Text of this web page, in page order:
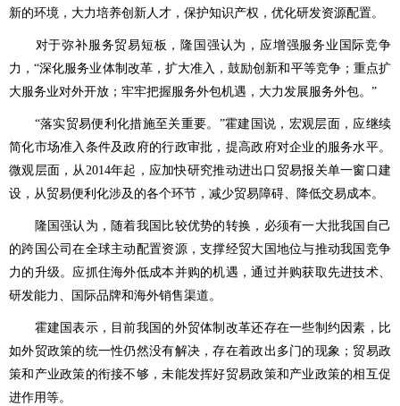
新的环境，大力培养创新人才，保护知识产权，优化研发资源配置。
对于弥补服务贸易短板，隆国强认为，应增强服务业国际竞争
力，“深化服务业体制改革，扩大准入，鼓励创新和平等竞争；重点扩
大服务业对外开放；牢牢把握服务外包机遇，大力发展服务外包。”
“落实贸易便利化措施至关重要。”霍建国说，宏观层面，应继续
简化市场准入条件及政府的行政审批，提高政府对企业的服务水平。
微观层面，从2014年起，应加快研究推动进出口贸易报关单一窗口建
设，从贸易便利化涉及的各个环节，减少贸易障碍、降低交易成本。
隆国强认为，随着我国比较优势的转换，必须有一大批我国自己
的跨国公司在全球主动配置资源，支撑经贸大国地位与推动我国竞争
力的升级。应抓住海外低成本并购的机遇，通过并购获取先进技术、
研发能力、国际品牌和海外销售渠道。
霍建国表示，目前我国的外贸体制改革还存在一些制约因素，比
如外贸政策的统一性仍然没有解决，存在着政出多门的现象；贸易政
策和产业政策的衔接不够，未能发挥好贸易政策和产业政策的相互促
进作用等。